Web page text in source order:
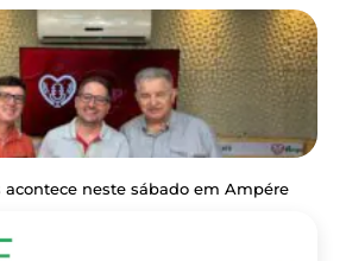
acontece neste sábado em Ampére